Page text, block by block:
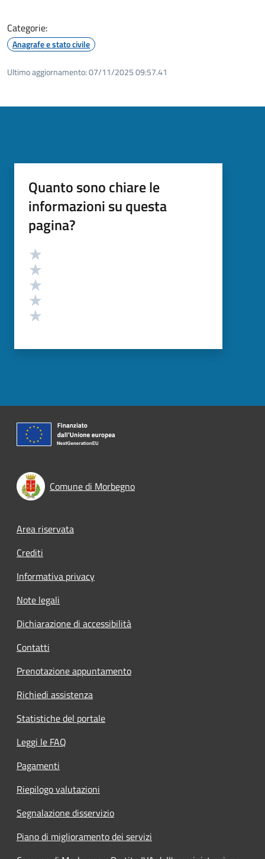
Categorie:
Anagrafe e stato civile
Ultimo aggiornamento:07/11/2025 09:57.41
Quanto sono chiare le
informazioni su questa
pagina?
Valutazione
Comune di Morbegno
Footer menu
Area riservata
Crediti
Informativa privacy
Note legali
Dichiarazione di accessibilità
Contatti
Prenotazione appuntamento
Richiedi assistenza
Statistiche del portale
Leggi le FAQ
Pagamenti
Riepilogo valutazioni
Segnalazione disservizio
Piano di miglioramento dei servizi